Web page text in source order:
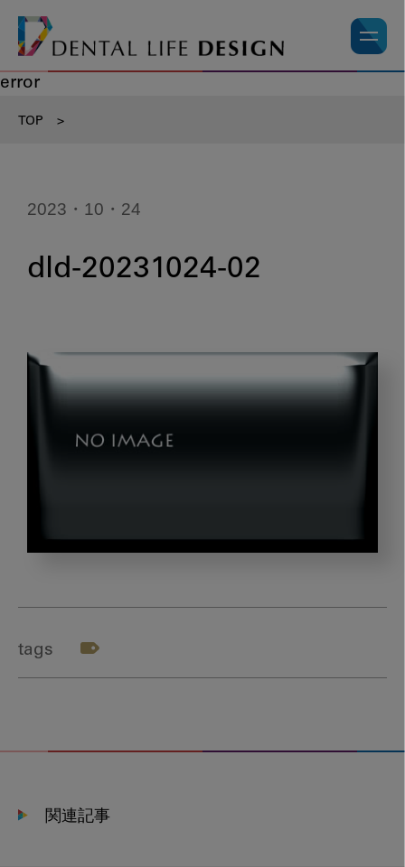
error
TOP >
2023・10・24
dld-20231024-02
02
tags
関連記事